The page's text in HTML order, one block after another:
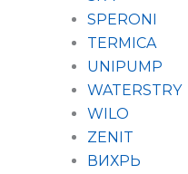
SPERONI
TERMICA
UNIPUMP
WATERSTRY
WILO
ZENIT
ВИХРЬ